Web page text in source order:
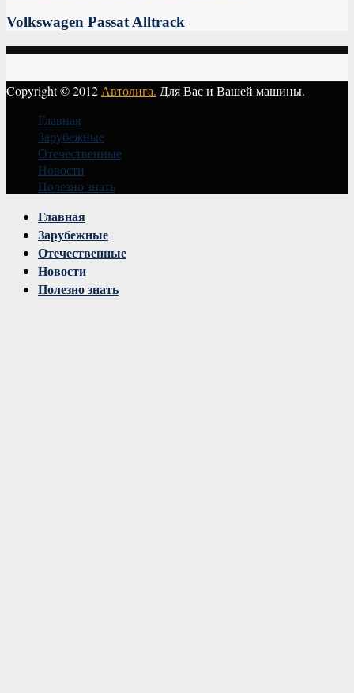
Volkswagen Passat Alltrack
Copyright © 2012 Автолига. Для Вас и Вашей машины.
Главная
Зарубежные
Отечественные
Новости
Полезно знать
Главная
Зарубежные
Отечественные
Новости
Полезно знать